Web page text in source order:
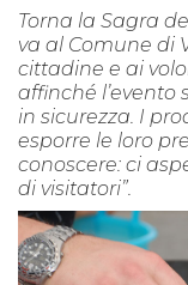
Torna la Sagra
va al Comune di
cittadine e ai
affinché l’evento
in sicurezza. I
esporre le loro
conoscere: ci
di visitatori”.